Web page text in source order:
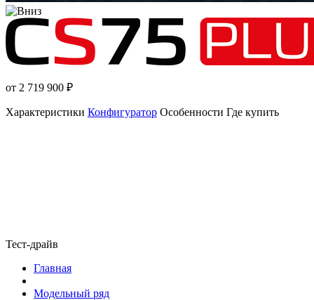
от 2 719 900 ₽
Характеристики Конфигуратор Особенности Где купить
Тест-драйв
Главная
Модельный ряд